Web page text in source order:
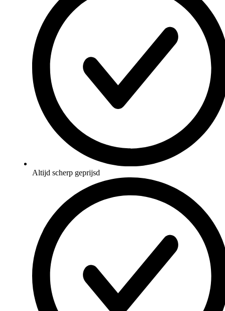
Altijd scherp geprijsd